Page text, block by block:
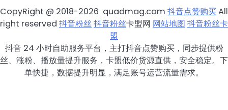
CopyRight @ 2018-2026 quadmag.com 抖音点赞购买All
right reserved 抖音粉丝 抖音粉丝卡盟网 网站地图 抖音粉丝卡
盟
抖音 24 小时自助服务平台，主打抖音点赞购买，同步提供粉
丝、涨粉、播放量提升服务，卡盟低价货源直供，安全稳定。下
单快捷，数据提升明显，满足账号运营流量需求。